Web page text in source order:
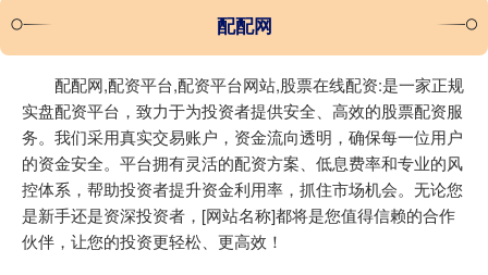
配配网
配配网,配资平台,配资平台网站,股票在线配资:是一家正规
实盘配资平台，致力于为投资者提供安全、高效的股票配资服
务。我们采用真实交易账户，资金流向透明，确保每一位用户
的资金安全。平台拥有灵活的配资方案、低息费率和专业的风
控体系，帮助投资者提升资金利用率，抓住市场机会。无论您
是新手还是资深投资者，[网站名称]都将是您值得信赖的合作
伙伴，让您的投资更轻松、更高效！